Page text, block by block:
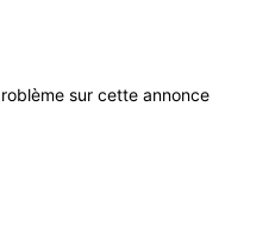
sur cette annonce